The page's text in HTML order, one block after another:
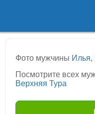
Фото мужчины Илья,
Посмотрите всех
Верхняя Тура